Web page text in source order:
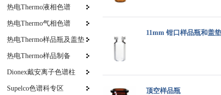
热电Thermo液相色谱
热电Thermo气相色谱
热电Thermo样品瓶及盖垫
热电Thermo样品制备
Dionex戴安离子色谱柱
Supelco色谱科专区
11mm 钳口样品瓶和盖垫
顶空样品瓶